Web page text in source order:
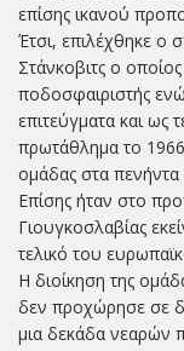
επίσης ικανού
Έτσι, επιλέχθηκε ο
Στάνκοβιτς ο
ποδοσφαιριστής
επιτεύγματα και ως
πρωτάθλημα το
ομάδας στα πενήντα
Επίσης ήταν στο
Γιουγκοσλαβίας
τελικό του
Η διοίκηση της
δεν προχώρησε σε
μια δεκάδα νεαρών